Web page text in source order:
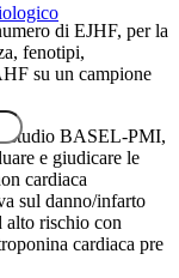
di EJHF, per la
fenotipi,
su un campione
studio BASEL-PMI,
e giudicare le
cardiaca
sul danno/infarto
alto rischio con
cardiaca pre